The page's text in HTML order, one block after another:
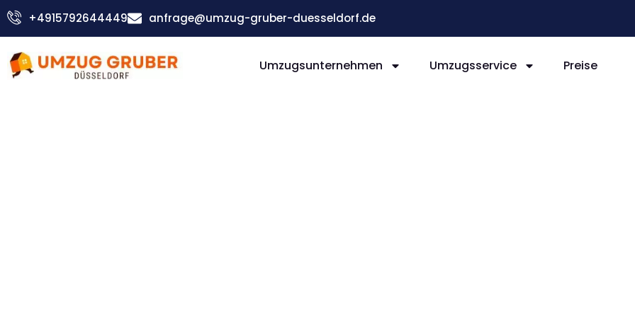
Zum
Inhalt
+4915792644449 anfrage@umzug-gruber-duesseldorf.de
Umzugsunternehmen Umzugsservice Preise